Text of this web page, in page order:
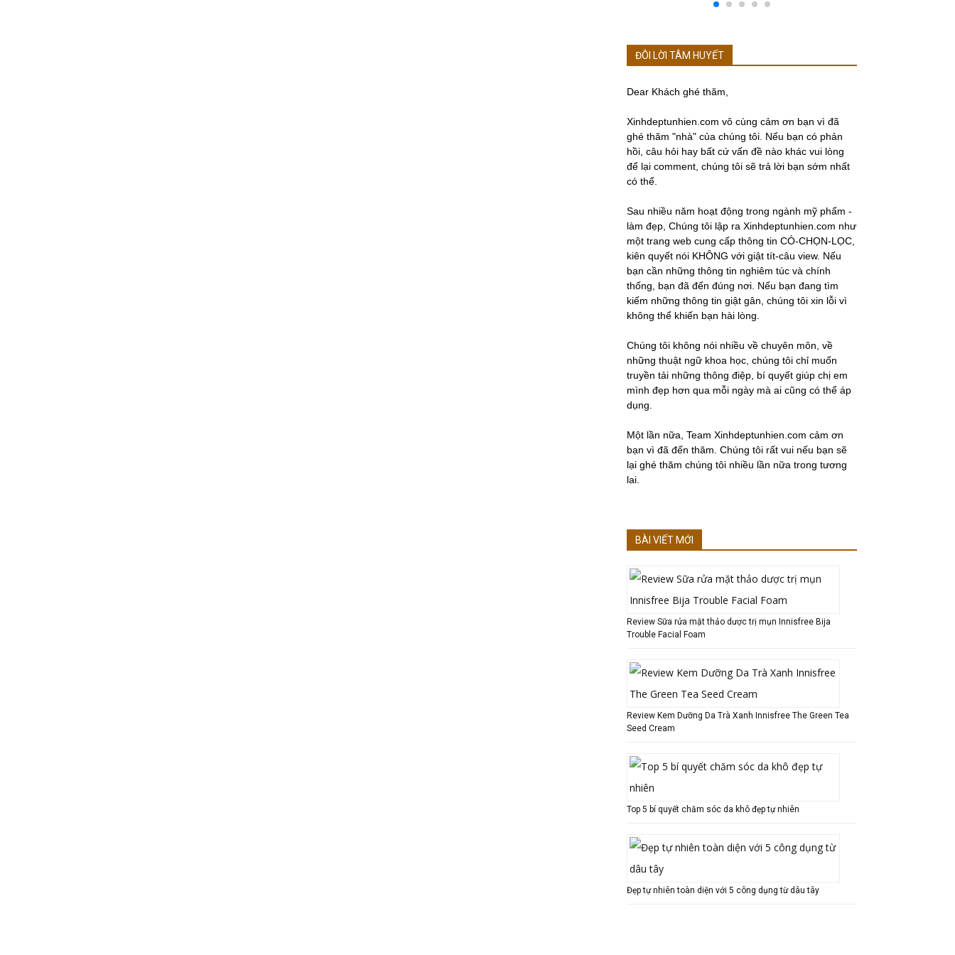
ĐÔI LỜI TÂM HUYẾT
Dear Khách ghé thăm,
Xinhdeptunhien.com vô cùng cảm ơn bạn vì đã
ghé thăm "nhà" của chúng tôi. Nếu bạn có phản
hồi, câu hỏi hay bất cứ vấn đề nào khác vui lòng
để lại comment, chúng tôi sẽ trả lời bạn sớm nhất
có thể.
Sau nhiều năm hoạt động trong ngành mỹ phẩm -
làm đẹp, Chúng tôi lập ra Xinhdeptunhien.com như
một trang web cung cấp thông tin CÓ-CHỌN-LỌC,
kiên quyết nói KHÔNG với giật tít-câu view. Nếu
bạn cần những thông tin nghiêm túc và chính
thống, bạn đã đến đúng nơi. Nếu bạn đang tìm
kiếm những thông tin giật gân, chúng tôi xin lỗi vì
không thể khiến bạn hài lòng.
Chúng tôi không nói nhiều về chuyên môn, về
những thuật ngữ khoa học, chúng tôi chỉ muốn
truyền tải những thông điệp, bí quyết giúp chị em
mình đẹp hơn qua mỗi ngày mà ai cũng có thể áp
dụng.
Một lần nữa, Team Xinhdeptunhien.com cảm ơn
bạn vì đã đến thăm. Chúng tôi rất vui nếu bạn sẽ
lại ghé thăm chúng tôi nhiều lần nữa trong tương
lai.
BÀI VIẾT MỚI
Review Sữa rửa mặt thảo dược trị mụn Innisfree Bija
Trouble Facial Foam
Review Kem Dưỡng Da Trà Xanh Innisfree The Green Tea
Seed Cream
Top 5 bí quyết chăm sóc da khô đẹp tự nhiên
Đẹp tự nhiên toàn diện với 5 công dụng từ dâu tây